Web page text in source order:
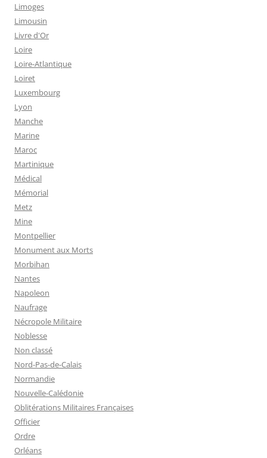
Limoges
Limousin
Livre d'Or
Loire
Loire-Atlantique
Loiret
Luxembourg
Lyon
Manche
Marine
Maroc
Martinique
Médical
Mémorial
Metz
Mine
Montpellier
Monument aux Morts
Morbihan
Nantes
Napoleon
Naufrage
Nécropole Militaire
Noblesse
Non classé
Nord-Pas-de-Calais
Normandie
Nouvelle-Calédonie
Oblitérations Militaires Françaises
Officier
Ordre
Orléans